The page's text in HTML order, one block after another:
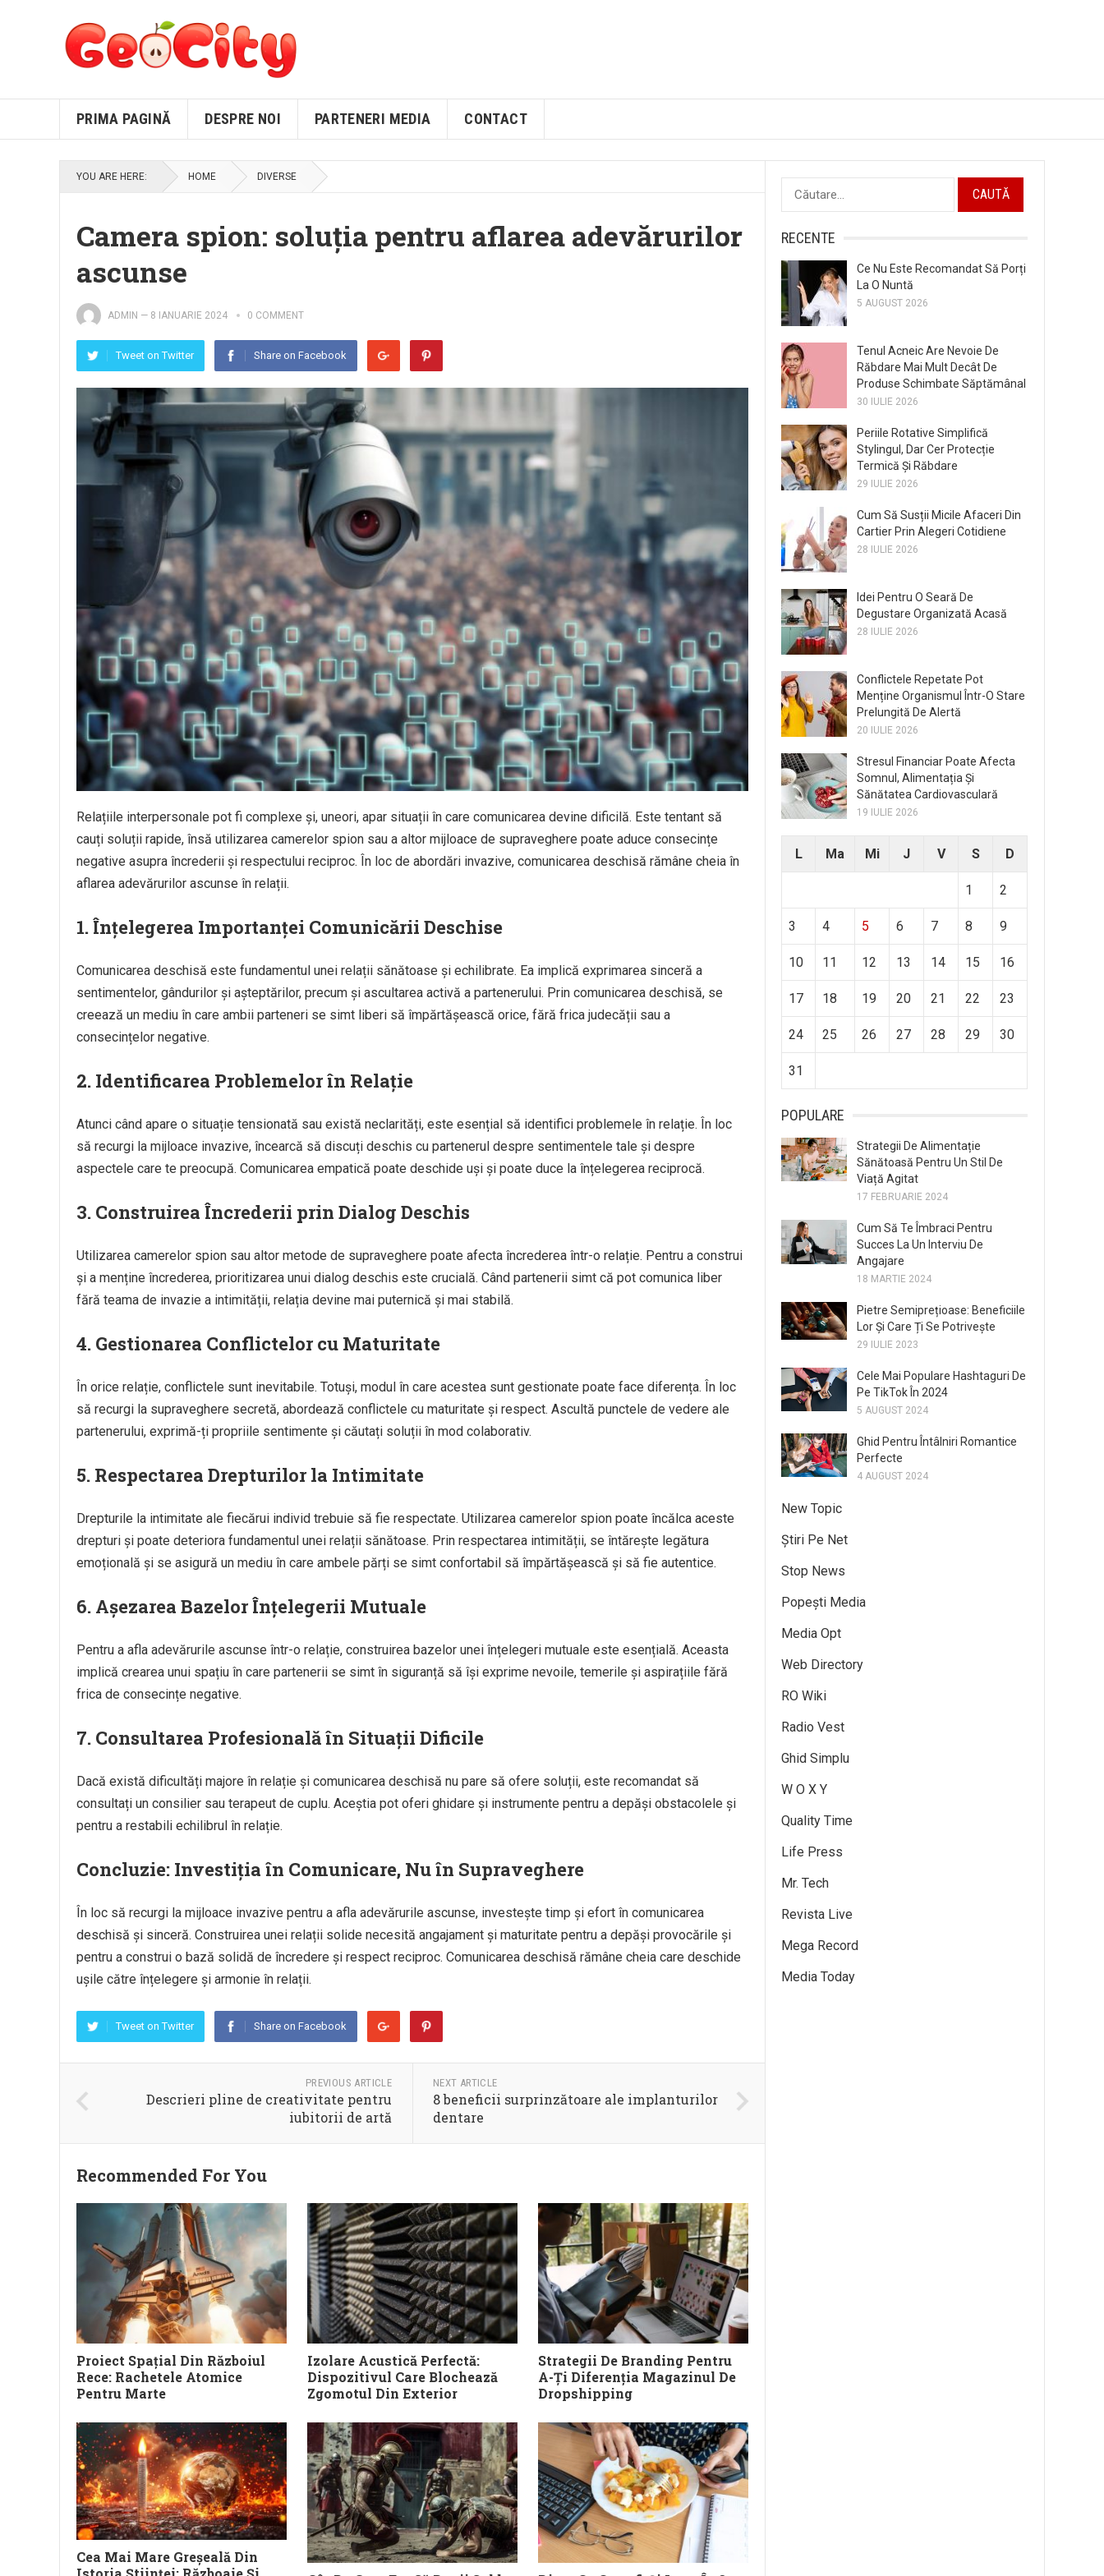
PRIMA PAGINĂ DESPRE NOI PARTENERI MEDIA CONTACT
YOU ARE HERE: HOME DIVERSE
Camera spion: soluția pentru aflarea adevărurilor
ascunse
ADMIN — 8 IANUARIE 2024 0 COMMENT
Tweet on Twitter Share on Facebook
Relațiile interpersonale pot fi complexe și, uneori, apar situații în care comunicarea devine dificilă. Este tentant să
cauți soluții rapide, însă utilizarea camerelor spion sau a altor mijloace de supraveghere poate aduce consecințe
negative asupra încrederii și respectului reciproc. În loc de abordări invazive, comunicarea deschisă rămâne cheia în
aflarea adevărurilor ascunse în relații.
1. Înțelegerea Importanței Comunicării Deschise
Comunicarea deschisă este fundamentul unei relații sănătoase și echilibrate. Ea implică exprimarea sinceră a
sentimentelor, gândurilor și așteptărilor, precum și ascultarea activă a partenerului. Prin comunicarea deschisă, se
creează un mediu în care ambii parteneri se simt liberi să împărtășească orice, fără frica judecății sau a
consecințelor negative.
2. Identificarea Problemelor în Relație
Atunci când apare o situație tensionată sau există neclarități, este esențial să identifici problemele în relație. În loc
să recurgi la mijloace invazive, încearcă să discuți deschis cu partenerul despre sentimentele tale și despre
aspectele care te preocupă. Comunicarea empatică poate deschide uși și poate duce la înțelegerea reciprocă.
3. Construirea Încrederii prin Dialog Deschis
Utilizarea camerelor spion sau altor metode de supraveghere poate afecta încrederea într-o relație. Pentru a construi
și a menține încrederea, prioritizarea unui dialog deschis este crucială. Când partenerii simt că pot comunica liber
fără teama de invazie a intimității, relația devine mai puternică și mai stabilă.
4. Gestionarea Conflictelor cu Maturitate
În orice relație, conflictele sunt inevitabile. Totuși, modul în care acestea sunt gestionate poate face diferența. În loc
să recurgi la supraveghere secretă, abordează conflictele cu maturitate și respect. Ascultă punctele de vedere ale
partenerului, exprimă-ți propriile sentimente și căutați soluții în mod colaborativ.
5. Respectarea Drepturilor la Intimitate
Drepturile la intimitate ale fiecărui individ trebuie să fie respectate. Utilizarea camerelor spion poate încălca aceste
drepturi și poate deteriora fundamentul unei relații sănătoase. Prin respectarea intimității, se întărește legătura
emoțională și se asigură un mediu în care ambele părți se simt confortabil să împărtășească și să fie autentice.
6. Așezarea Bazelor Înțelegerii Mutuale
Pentru a afla adevărurile ascunse într-o relație, construirea bazelor unei înțelegeri mutuale este esențială. Aceasta
implică crearea unui spațiu în care partenerii se simt în siguranță să își exprime nevoile, temerile și aspirațiile fără
frica de consecințe negative.
7. Consultarea Profesională în Situații Dificile
Dacă există dificultăți majore în relație și comunicarea deschisă nu pare să ofere soluții, este recomandat să
consultați un consilier sau terapeut de cuplu. Aceștia pot oferi ghidare și instrumente pentru a depăși obstacolele și
pentru a restabili echilibrul în relație.
Concluzie: Investiția în Comunicare, Nu în Supraveghere
În loc să recurgi la mijloace invazive pentru a afla adevărurile ascunse, investește timp și efort în comunicarea
deschisă și sinceră. Construirea unei relații solide necesită angajament și maturitate pentru a depăși provocările și
pentru a construi o bază solidă de încredere și respect reciproc. Comunicarea deschisă rămâne cheia care deschide
ușile către înțelegere și armonie în relații.
Tweet on Twitter Share on Facebook
PREVIOUS ARTICLE
Descrieri pline de creativitate pentru
iubitorii de artă
NEXT ARTICLE
8 beneficii surprinzătoare ale implanturilor
dentare
Recommended For You
Proiect Spațial Din Războiul
Rece: Rachetele Atomice
Pentru Marte
Izolare Acustică Perfectă:
Dispozitivul Care Blochează
Zgomotul Din Exterior
Strategii De Branding Pentru
A-Ți Diferenția Magazinul De
Dropshipping
Cea Mai Mare Greșeală Din
Caută
după:
RECENTE
Ce Nu Este Recomandat Să Porți
La O Nuntă
5 AUGUST 2026
Tenul Acneic Are Nevoie De
Răbdare Mai Mult Decât De
Produse Schimbate Săptămânal
30 IULIE 2026
Periile Rotative Simplifică
Stylingul, Dar Cer Protecție
Termică Și Răbdare
29 IULIE 2026
Cum Să Susții Micile Afaceri Din
Cartier Prin Alegeri Cotidiene
28 IULIE 2026
Idei Pentru O Seară De
Degustare Organizată Acasă
28 IULIE 2026
Conflictele Repetate Pot
Menține Organismul Într-O Stare
Prelungită De Alertă
20 IULIE 2026
Stresul Financiar Poate Afecta
Somnul, Alimentația Și
Sănătatea Cardiovasculară
19 IULIE 2026
L Ma Mi J V S D
1 2
3 4 5 6 7 8 9
10 11 12 13 14 15 16
17 18 19 20 21 22 23
24 25 26 27 28 29 30
31
POPULARE
Strategii De Alimentație
Sănătoasă Pentru Un Stil De
Viață Agitat
17 FEBRUARIE 2024
Cum Să Te Îmbraci Pentru
Succes La Un Interviu De
Angajare
18 MARTIE 2024
Pietre Semiprețioase: Beneficiile
Lor Și Care Ți Se Potrivește
29 IULIE 2023
Cele Mai Populare Hashtaguri De
Pe TikTok În 2024
5 AUGUST 2024
Ghid Pentru Întâlniri Romantice
Perfecte
4 AUGUST 2024
New Topic
Știri Pe Net
Stop News
Popești Media
Media Opt
Web Directory
RO Wiki
Radio Vest
Ghid Simplu
W O X Y
Quality Time
Life Press
Mr. Tech
Revista Live
Mega Record
Media Today